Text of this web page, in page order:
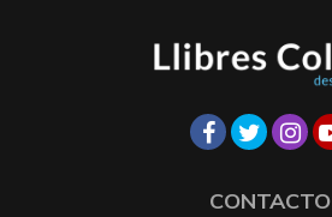
CONTACTO